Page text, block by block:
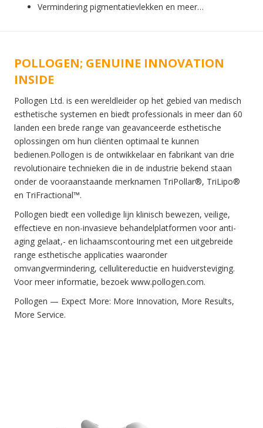
Vermindering pigmentatievlekken en meer…
POLLOGEN; GENUINE INNOVATION
INSIDE
Pollogen Ltd. is een wereldleider op het gebied van medisch
esthetische systemen en biedt professionals in meer dan 60
landen een brede range van geavanceerde esthetische
oplossingen om hun cliënten optimaal te kunnen
bedienen.Pollogen is de ontwikkelaar en fabrikant van drie
revolutionaire technieken die in de industrie bekend staan
onder de vooraanstaande merknamen TriPollar®, TriLipo®
en TriFractional™.
Pollogen biedt een volledige lijn klinisch bewezen, veilige,
effectieve en non-invasieve behandelplatformen voor anti-
aging gelaat,- en lichaamscontouring met een uitgebreide
range esthetische applicaties waaronder
omvangvermindering, cellulitereductie en huidversteviging.
Voor meer informatie, bezoek www.pollogen.com.
Pollogen — Expect More: More Innovation, More Results,
More Service.